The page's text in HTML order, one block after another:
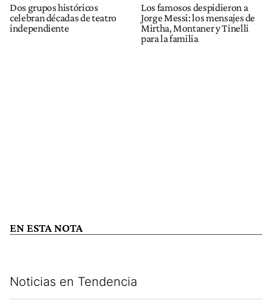
Dos grupos históricos
celebran décadas de teatro
independiente
Los famosos despidieron a
Jorge Messi: los mensajes de
Mirtha, Montaner y Tinelli
para la familia
EN ESTA NOTA
Noticias en Tendencia